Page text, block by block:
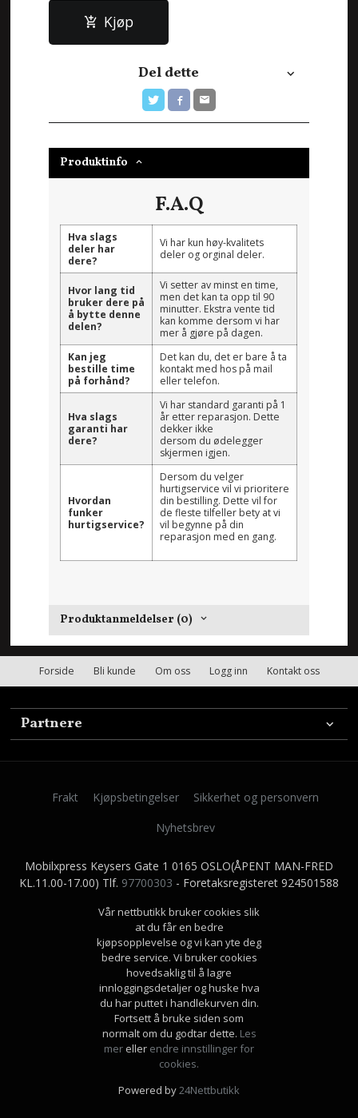
Kjøp
Del dette
Produktinfo
F.A.Q
Hva slags
deler har
dere?
Vi har kun høy-kvalitets
deler og orginal deler.
Hvor lang tid
bruker dere på
å bytte denne
delen?
Vi setter av minst en time,
men det kan ta opp til 90
minutter. Ekstra vente tid
kan komme dersom vi har
mer å gjøre på dagen.
Kan jeg
bestille time
på forhånd?
Det kan du, det er bare å ta
kontakt med hos på mail
eller telefon.
Hva slags
garanti har
dere?
Vi har standard garanti på 1
år etter reparasjon. Dette
dekker ikke
dersom du ødelegger
skjermen igjen.
Hvordan
funker
hurtigservice?
Dersom du velger
hurtigservice vil vi prioritere
din bestilling. Dette vil for
de fleste tilfeller bety at vi
vil begynne på din
reparasjon med en gang.
Produktanmeldelser (0)
Forside Bli kunde Om oss Logg inn Kontakt oss
Partnere
Frakt Kjøpsbetingelser
Sikkerhet og personvern
Nyhetsbrev
Mobilxpress Keysers Gate 1 0165 OSLO(ÅPENT MAN-FRED
KL.11.00-17.00) Tlf. 97700303 - Foretaksregisteret 924501588
Vår nettbutikk bruker cookies slik
at du får en bedre
kjøpsopplevelse og vi kan yte deg
bedre service. Vi bruker cookies
hovedsaklig til å lagre
innloggingsdetaljer og huske hva
du har puttet i handlekurven din.
Fortsett å bruke siden som
normalt om du godtar dette. Les
mer eller endre innstillinger for
cookies.
Powered by24Nettbutikk